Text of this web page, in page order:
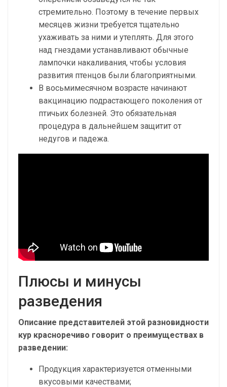
стремительно. Поэтому в течение первых
месяцев жизни требуется тщательно
ухаживать за ними и утеплять. Для этого
над гнездами устанавливают обычные
лампочки накаливания, чтобы условия
развития птенцов были благоприятными.
В восьмимесячном возрасте начинают
вакцинацию подрастающего поколения от
птичьих болезней. Это обязательная
процедура в дальнейшем защитит от
недугов и падежа.
Плюсы и минусы
разведения
Описание представителей этой разновидности
кур красноречиво говорит о преимуществах в
разведении:
Продукция характеризуется отменными
вкусовыми качествами;